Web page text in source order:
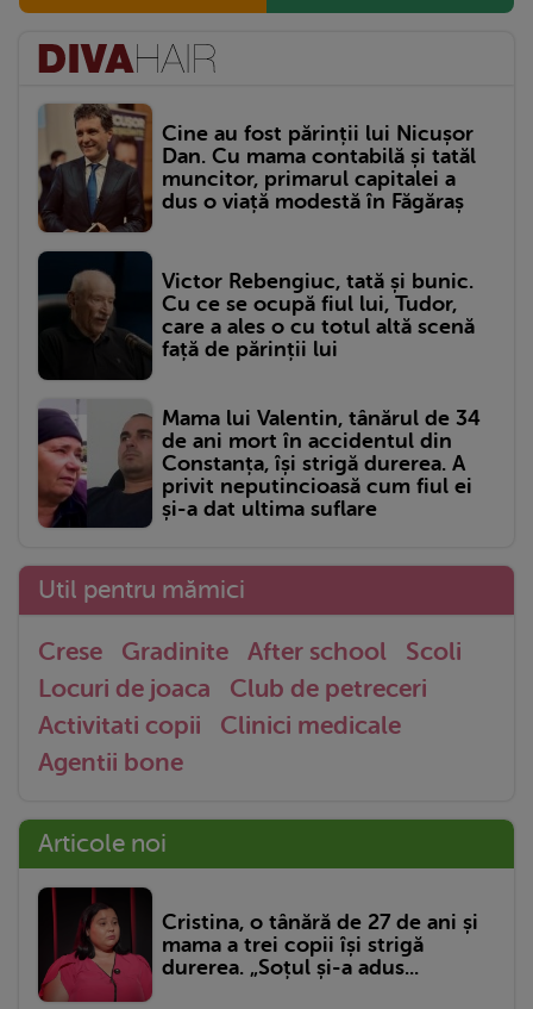
Cine au fost părinții lui Nicușor
Dan. Cu mama contabilă și tatăl
muncitor, primarul capitalei a
dus o viață modestă în Făgăraș
Victor Rebengiuc, tată și bunic.
Cu ce se ocupă fiul lui, Tudor,
care a ales o cu totul altă scenă
față de părinții lui
Mama lui Valentin, tânărul de 34
de ani mort în accidentul din
Constanța, își strigă durerea. A
privit neputincioasă cum fiul ei
și-a dat ultima suflare
Util pentru mămici
Crese Gradinite After school
Scoli
Locuri de joaca
Club de petreceri
Activitati copii
Clinici medicale
Agentii bone
Articole noi
Cristina, o tânără de 27 de ani și
mama a trei copii își strigă
durerea. „Soțul și-a adus...